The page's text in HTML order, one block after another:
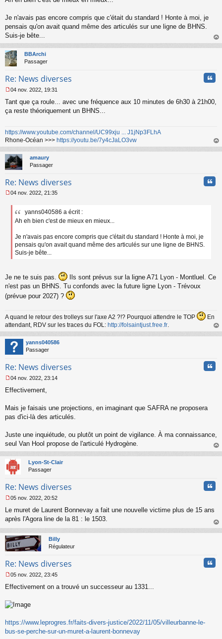
s
g
e
n
o
n
l
Je n'avais pas encore compris que c'était du standard ! Honte à moi, je
pensais qu'on avait quand même des articulés sur une ligne de BHNS.
Suis-je bête...
au
BBArchi
Passager
Re: News diverses
e
s
g
e
n
o
n
l
04 nov. 2022, 19:31
Tant que ça roule... avec une fréquence aux 10 minutes de 6h30 à 21h00,
ça reste théoriquement un BHNS...
https://www.youtube.com/channel/UC99xju ... J1jNp3FLhA
Rhone-Océan >>> https://youtu.be/7y4cJaLO3vw
au
amaury
Passager
Re: News diverses
e
o
u
04 nov. 2022, 21:35
yanns040586 a écrit :
Ah eh bien c'est de mieux en mieux...
Je n'avais pas encore compris que c'était du standard ! Honte à moi, je
pensais qu'on avait quand même des articulés sur une ligne de BHNS.
Suis-je bête...
Je ne te suis pas.
Ils sont prévus sur la ligne A71 Lyon - Montluel. Ce
n'est pas un BHNS. Tu confonds avec la future ligne Lyon - Trévoux
(prévue pour 2027) ?
A quand le retour des trolleys sur l'axe A2 ?!? Pourquoi attendre le TOP
En
attendant, RDV sur les traces du FOL: http://folsaintjust.free.fr.
au
yanns040586
Passager
Re: News diverses
e
s
g
n
o
n
l
u
04 nov. 2022, 23:14
Effectivement,
Mais je faisais une projections, en imaginant que SAFRA ne proposera
pas d'ici-là des articulés.
Juste une inquiétude, ou plutôt un point de vigilance. À ma connaissance,
seul Van Hool propose de l'articulé Hydrogène.
au
Lyon-St-Clair
Passager
Re: News diverses
e
s
a
g
e
o
l
u
05 nov. 2022, 20:52
Le muret de Laurent Bonnevay a fait une nouvelle victime plus de 15 ans
après l'Agora line de la 81 : le 1503.
au
Billy
Régulateur
Re: News diverses
e
s
a
e
n
05 nov. 2022, 23:45
Effectivement on a trouvé un successeur au 1331...
https://www.leprogres.fr/faits-divers-justice/2022/11/05/villeurbanne-le-
bus-se-perche-sur-un-muret-a-laurent-bonnevay